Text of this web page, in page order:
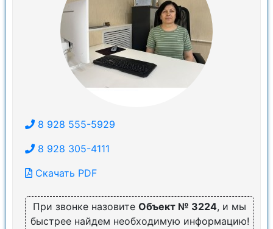
8 928 555-5929
8 928 305-4111
Скачать PDF
При звонке назовите Объект № 3224, и мы
быстрее найдем необходимую информацию!